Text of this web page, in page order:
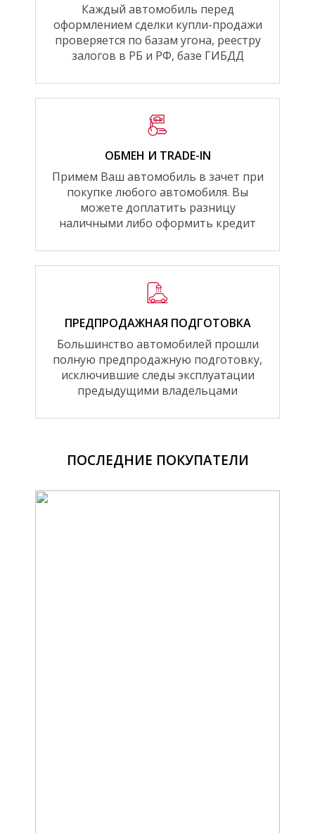
Каждый автомобиль перед
оформлением сделки купли-продажи
проверяется по базам угона, реестру
залогов в РБ и РФ, базе ГИБДД
ОБМЕН И TRADE-IN
Примем Ваш автомобиль в зачет при
покупке любого автомобиля. Вы
можете доплатить разницу
наличными либо оформить кредит
ПРЕДПРОДАЖНАЯ ПОДГОТОВКА
Большинство автомобилей прошли
полную предпродажную подготовку,
исключившие следы эксплуатации
предыдущими владельцами
ПОСЛЕДНИЕ ПОКУПАТЕЛИ